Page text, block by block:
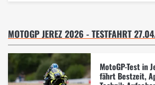
MOTOGP JEREZ 2026 - TESTFAHRT
MotoGP-Test in
fährt Bestzeit,